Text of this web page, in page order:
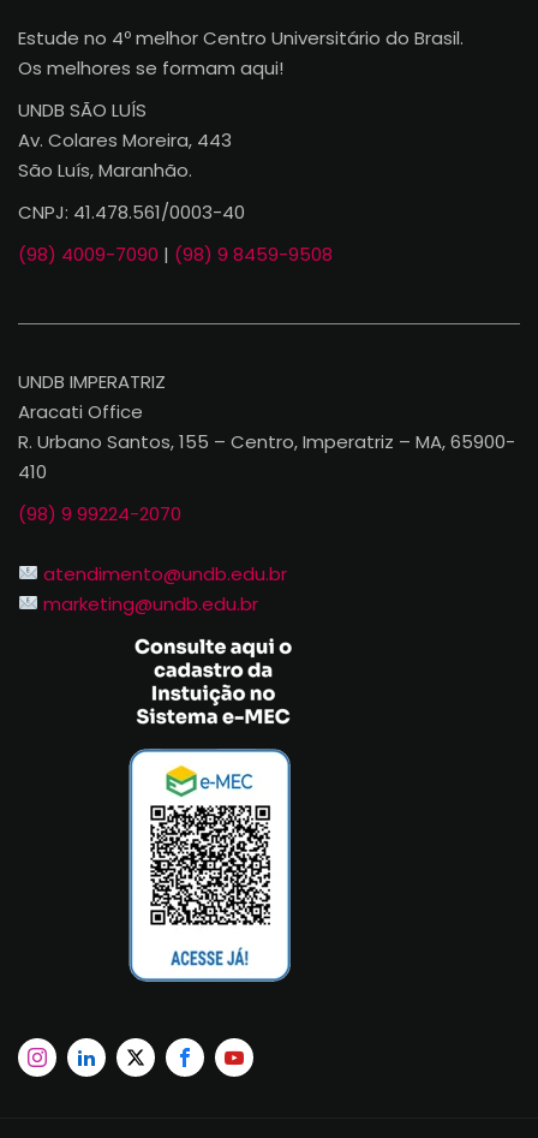
Estude no 4º melhor Centro Universitário do Brasil.
Os melhores se formam aqui!
UNDB SÃO LUÍS
Av. Colares Moreira, 443
São Luís, Maranhão.
CNPJ: 41.478.561/0003-40
(98) 4009-7090 | (98) 9 8459-9508
UNDB IMPERATRIZ
Aracati Office
R. Urbano Santos, 155 – Centro, Imperatriz – MA, 65900-
410
(98) 9 99224-2070
atendimento@undb.edu.br
marketing@undb.edu.br